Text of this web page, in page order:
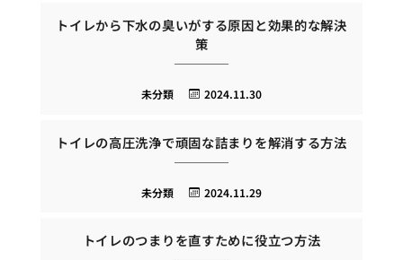
トイレから下水の臭いがする原因と効果的な解決
策
2024.11.30
未分類
トイレの高圧洗浄で頑固な詰まりを解消する方法
2024.11.29
未分類
トイレのつまりを直すために役立つ方法